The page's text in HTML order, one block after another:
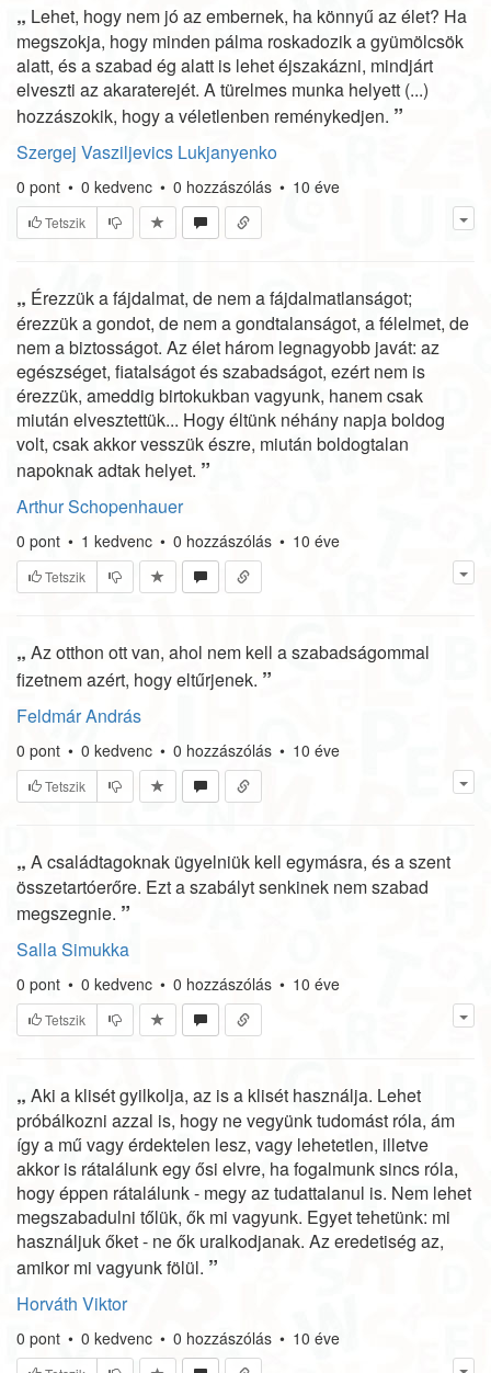
„ Lehet, hogy nem jó az embernek, ha könnyű az élet? Ha
megszokja, hogy minden pálma roskadozik a gyümölcsök
alatt, és a szabad ég alatt is lehet éjszakázni, mindjárt
elveszti az akaraterejét. A türelmes munka helyett (...)
hozzászokik, hogy a véletlenben reménykedjen. ”
Szergej Vasziljevics Lukjanyenko
0 pont • 0 kedvenc • 0 hozzászólás • 10 éve
Tetszik
„ Érezzük a fájdalmat, de nem a fájdalmatlanságot;
érezzük a gondot, de nem a gondtalanságot, a félelmet, de
nem a biztosságot. Az élet három legnagyobb javát: az
egészséget, fiatalságot és szabadságot, ezért nem is
érezzük, ameddig birtokukban vagyunk, hanem csak
miután elvesztettük... Hogy éltünk néhány napja boldog
volt, csak akkor vesszük észre, miután boldogtalan
napoknak adtak helyet. ”
Arthur Schopenhauer
0 pont • 1 kedvenc • 0 hozzászólás • 10 éve
Tetszik
„ Az otthon ott van, ahol nem kell a szabadságommal
fizetnem azért, hogy eltűrjenek. ”
Feldmár András
0 pont • 0 kedvenc • 0 hozzászólás • 10 éve
Tetszik
„ A családtagoknak ügyelniük kell egymásra, és a szent
összetartóerőre. Ezt a szabályt senkinek nem szabad
megszegnie. ”
Salla Simukka
0 pont • 0 kedvenc • 0 hozzászólás • 10 éve
Tetszik
„ Aki a klisét gyilkolja, az is a klisét használja. Lehet
próbálkozni azzal is, hogy ne vegyünk tudomást róla, ám
így a mű vagy érdektelen lesz, vagy lehetetlen, illetve
akkor is rátalálunk egy ősi elvre, ha fogalmunk sincs róla,
hogy éppen rátalálunk - megy az tudattalanul is. Nem lehet
megszabadulni tőlük, ők mi vagyunk. Egyet tehetünk: mi
használjuk őket - ne ők uralkodjanak. Az eredetiség az,
amikor mi vagyunk fölül. ”
Horváth Viktor
0 pont • 0 kedvenc • 0 hozzászólás • 10 éve